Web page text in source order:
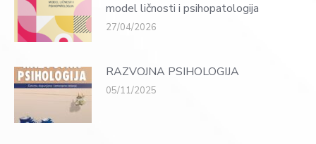
model ličnosti i psihopatologija
27/04/2026
RAZVOJNA PSIHOLOGIJA
05/11/2025